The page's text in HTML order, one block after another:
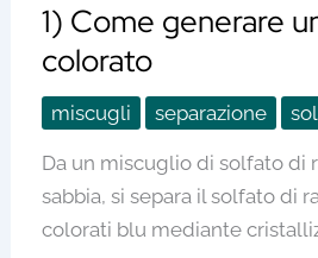
1) Come generare
colorato
miscugli separazione
Da un miscuglio di solfato di
sabbia, si separa il solfato di
colorati blu mediante